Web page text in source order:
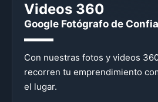
Videos 360
Google Fotógrafo de
Con nuestras fotos y videos
recorren tu emprendimiento
el lugar.